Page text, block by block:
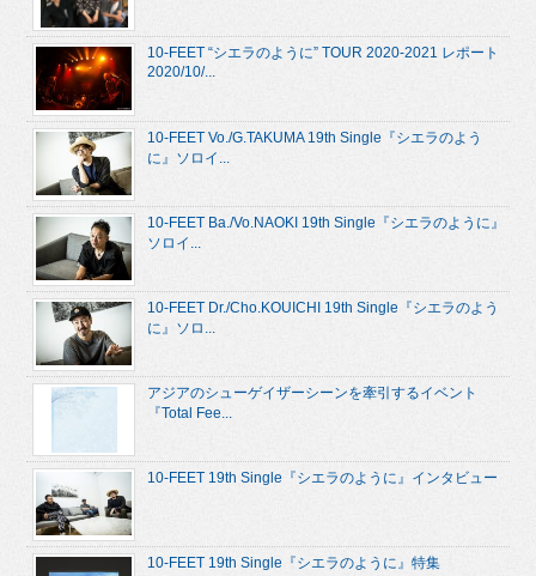
10-FEET “シエラのように” TOUR 2020-2021 レポート
2020/10/...
10-FEET Vo./G.TAKUMA 19th Single『シエラのよう
に』ソロイ...
10-FEET Ba./Vo.NAOKI 19th Single『シエラのように』
ソロイ...
10-FEET Dr./Cho.KOUICHI 19th Single『シエラのよう
に』ソロ...
アジアのシューゲイザーシーンを牽引するイベント
『Total Fee...
10-FEET 19th Single『シエラのように』インタビュー
10-FEET 19th Single『シエラのように』特集